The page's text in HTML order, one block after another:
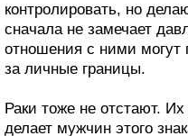
контролировать, но
сначала не замечает
отношения с ними могут
за личные границы.
Раки тоже не отстают.
делает мужчин этого